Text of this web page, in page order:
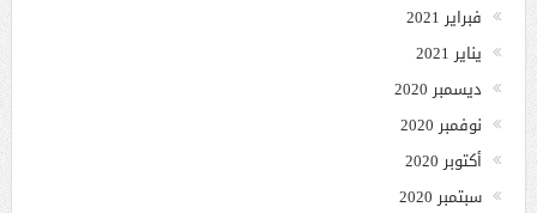
فبراير 2021
يناير 2021
ديسمبر 2020
نوفمبر 2020
أكتوبر 2020
سبتمبر 2020